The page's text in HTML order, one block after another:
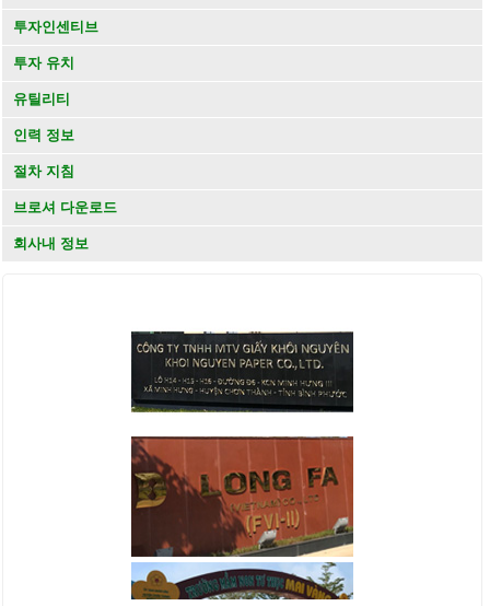
투자인센티브
투자 유치
유틸리티
인력 정보
절차 지침
브로셔 다운로드
회사내 정보